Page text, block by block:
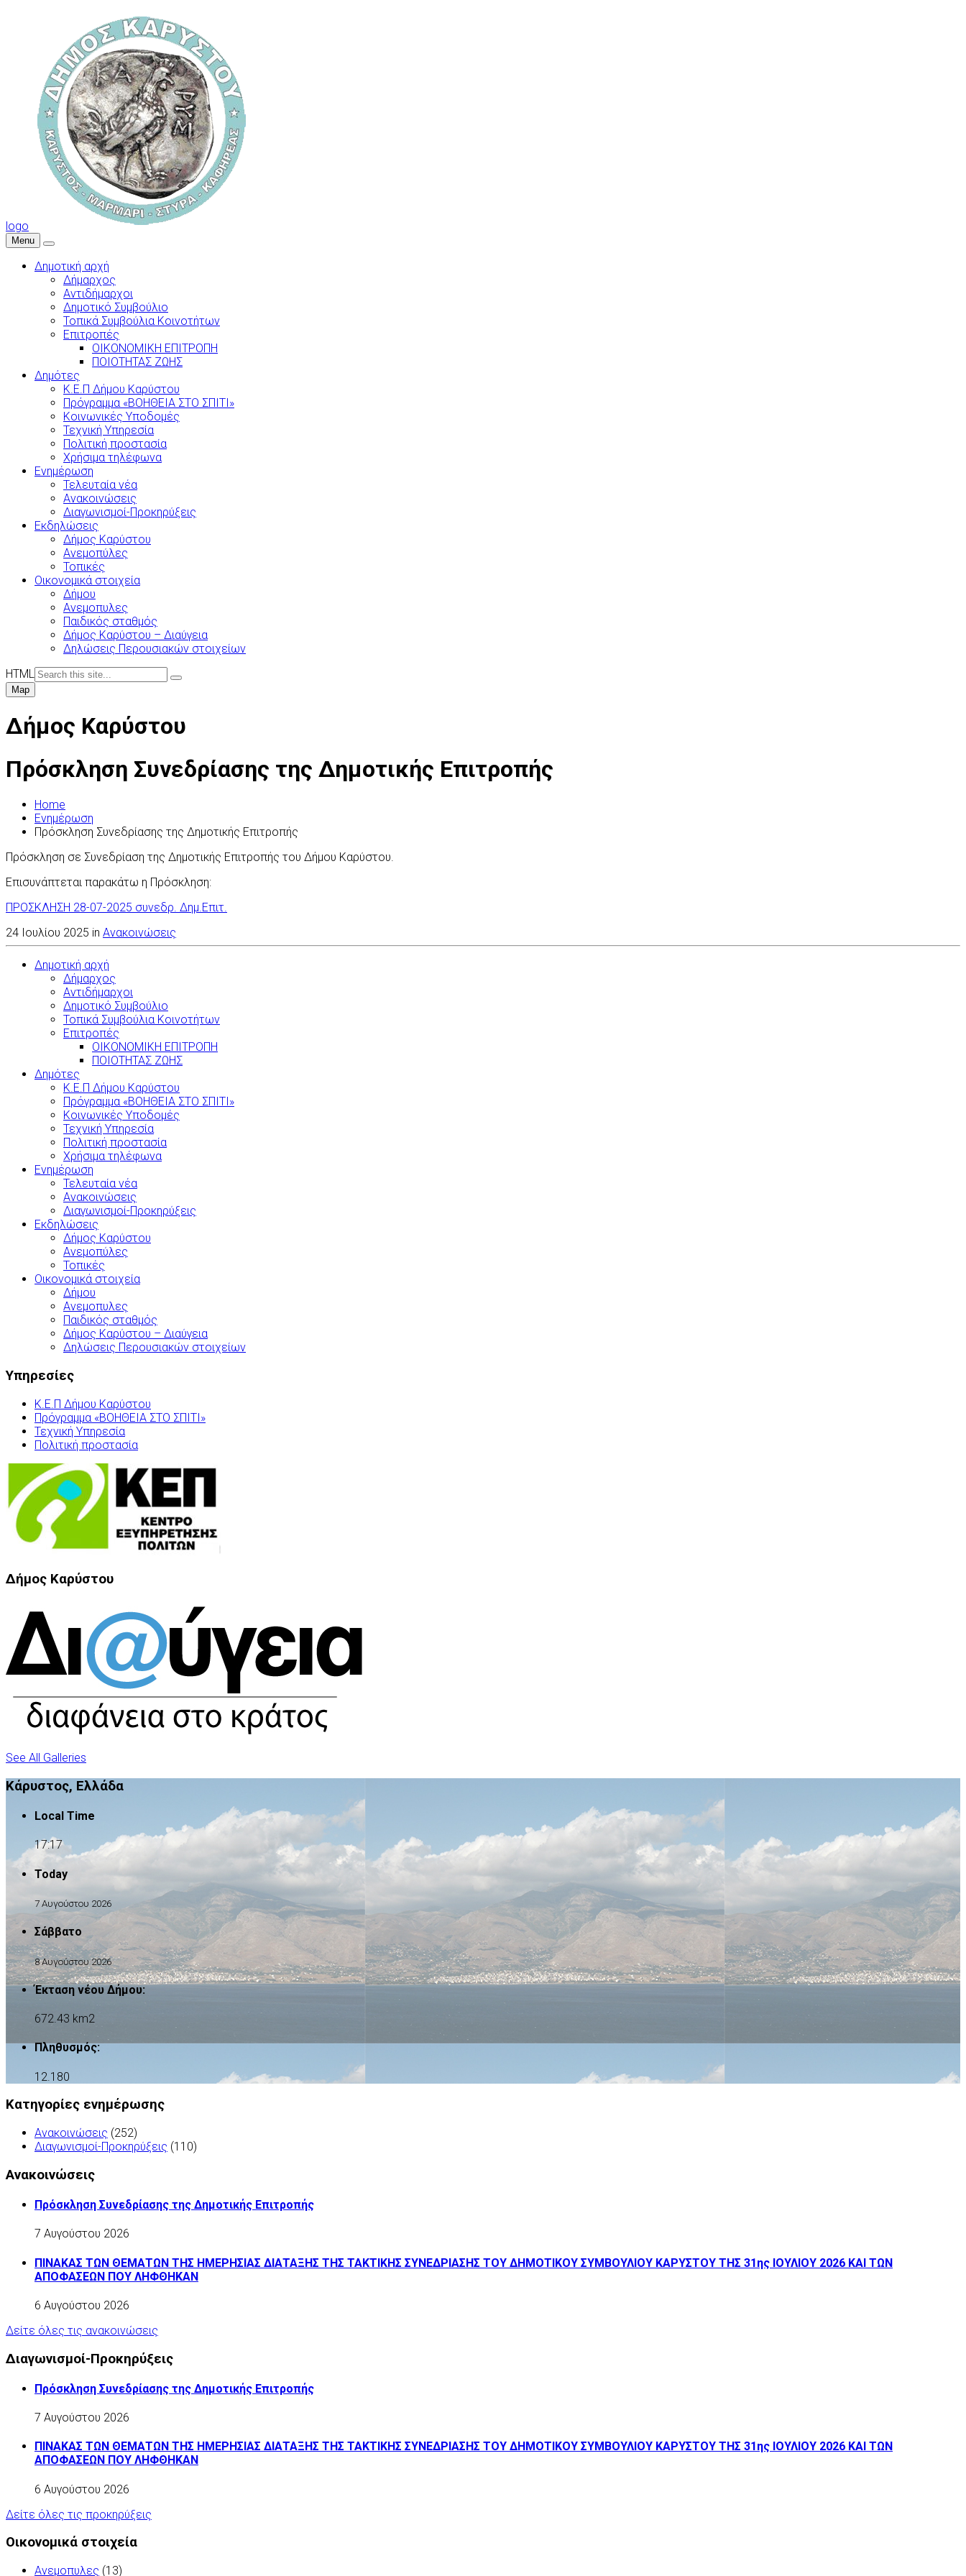
logo
Menu
Δημοτική αρχή
Δήμαρχος
Αντιδήμαρχοι
Δημοτικό Συμβούλιο
Τοπικά Συμβούλια Κοινοτήτων
Επιτροπές
ΟΙΚΟΝΟΜΙΚΗ ΕΠΙΤΡΟΠΗ
ΠΟΙΟΤΗΤΑΣ ΖΩΗΣ
Δημότες
Κ.Ε.Π Δήμου Καρύστου
Πρόγραμμα «ΒΟΗΘΕΙΑ ΣΤΟ ΣΠΙΤΙ»
Κοινωνικές Υποδομές
Τεχνική Υπηρεσία
Πολιτική προστασία
Χρήσιμα τηλέφωνα
Ενημέρωση
Τελευταία νέα
Ανακοινώσεις
Διαγωνισμοί-Προκηρύξεις
Εκδηλώσεις
Δήμος Καρύστου
Ανεμοπύλες
Τοπικές
Οικονομικά στοιχεία
Δήμου
Ανεμοπυλες
Παιδικός σταθμός
Δήμος Καρύστου – Διαύγεια
Δηλώσεις Περουσιακών στοιχείων
HTML
Map
Δήμος Καρύστου
Πρόσκληση Συνεδρίασης της Δημοτικής Επιτροπής
Home
Ενημέρωση
Πρόσκληση Συνεδρίασης της Δημοτικής Επιτροπής
Πρόσκληση σε Συνεδρίαση της Δημοτικής Επιτροπής του Δήμου Καρύστου.
Επισυνάπτεται παρακάτω η Πρόσκληση:
ΠΡΟΣΚΛΗΣΗ 28-07-2025 συνεδρ. Δημ.Επιτ.
24 Ιουλίου 2025 in Ανακοινώσεις
Δημοτική αρχή
Δήμαρχος
Αντιδήμαρχοι
Δημοτικό Συμβούλιο
Τοπικά Συμβούλια Κοινοτήτων
Επιτροπές
ΟΙΚΟΝΟΜΙΚΗ ΕΠΙΤΡΟΠΗ
ΠΟΙΟΤΗΤΑΣ ΖΩΗΣ
Δημότες
Κ.Ε.Π Δήμου Καρύστου
Πρόγραμμα «ΒΟΗΘΕΙΑ ΣΤΟ ΣΠΙΤΙ»
Κοινωνικές Υποδομές
Τεχνική Υπηρεσία
Πολιτική προστασία
Χρήσιμα τηλέφωνα
Ενημέρωση
Τελευταία νέα
Ανακοινώσεις
Διαγωνισμοί-Προκηρύξεις
Εκδηλώσεις
Δήμος Καρύστου
Ανεμοπύλες
Τοπικές
Οικονομικά στοιχεία
Δήμου
Ανεμοπυλες
Παιδικός σταθμός
Δήμος Καρύστου – Διαύγεια
Δηλώσεις Περουσιακών στοιχείων
Υπηρεσίες
Κ.Ε.Π Δήμου Καρύστου
Πρόγραμμα «ΒΟΗΘΕΙΑ ΣΤΟ ΣΠΙΤΙ»
Τεχνική Υπηρεσία
Πολιτική προστασία
Δήμος Καρύστου
See All Galleries
Κάρυστος, Ελλάδα
Local Time
17:17
Today
7 Αυγούστου 2026
Σάββατο
8 Αυγούστου 2026
Έκταση νέου Δήμου:
672.43 km2
Πληθυσμός:
12.180
Κατηγορίες ενημέρωσης
Ανακοινώσεις (252)
Διαγωνισμοί-Προκηρύξεις (110)
Ανακοινώσεις
Πρόσκληση Συνεδρίασης της Δημοτικής Επιτροπής
7 Αυγούστου 2026
ΠΙΝΑΚΑΣ ΤΩΝ ΘΕΜΑΤΩΝ ΤΗΣ ΗΜΕΡΗΣΙΑΣ ΔΙΑΤΑΞΗΣ ΤΗΣ ΤΑΚΤΙΚΗΣ ΣΥΝΕΔΡΙΑΣΗΣ ΤΟΥ ΔΗΜΟΤΙΚΟΥ ΣΥΜΒΟΥΛΙΟΥ ΚΑΡΥΣΤΟΥ ΤΗΣ 31ης ΙΟΥΛΙΟΥ 2026 ΚΑΙ ΤΩΝ
ΑΠΟΦΑΣΕΩΝ ΠΟΥ ΛΗΦΘΗΚΑΝ
6 Αυγούστου 2026
Δείτε όλες τις ανακοινώσεις
Διαγωνισμοί-Προκηρύξεις
Πρόσκληση Συνεδρίασης της Δημοτικής Επιτροπής
7 Αυγούστου 2026
ΠΙΝΑΚΑΣ ΤΩΝ ΘΕΜΑΤΩΝ ΤΗΣ ΗΜΕΡΗΣΙΑΣ ΔΙΑΤΑΞΗΣ ΤΗΣ ΤΑΚΤΙΚΗΣ ΣΥΝΕΔΡΙΑΣΗΣ ΤΟΥ ΔΗΜΟΤΙΚΟΥ ΣΥΜΒΟΥΛΙΟΥ ΚΑΡΥΣΤΟΥ ΤΗΣ 31ης ΙΟΥΛΙΟΥ 2026 ΚΑΙ ΤΩΝ
ΑΠΟΦΑΣΕΩΝ ΠΟΥ ΛΗΦΘΗΚΑΝ
6 Αυγούστου 2026
Δείτε όλες τις προκηρύξεις
Οικονομικά στοιχεία
Ανεμοπυλες (13)